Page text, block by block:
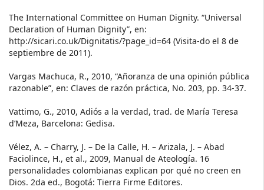
The International Committee on Human Dignity. “Universal
Declaration of Human Dignity”, en:
http://sicari.co.uk/Dignitatis/?page_id=64 (Visita-do el 8 de
septiembre de 2011).
Vargas Machuca, R., 2010, “Añoranza de una opinión pública
razonable”, en: Claves de razón práctica, No. 203, pp. 34-37.
Vattimo, G., 2010, Adiós a la verdad, trad. de María Teresa
d’Meza, Barcelona: Gedisa.
Vélez, A. – Charry, J. – De la Calle, H. – Arizala, J. – Abad
Faciolince, H., et al., 2009, Manual de Ateología. 16
personalidades colombianas explican por qué no creen en
Dios. 2da ed., Bogotá: Tierra Firme Editores.